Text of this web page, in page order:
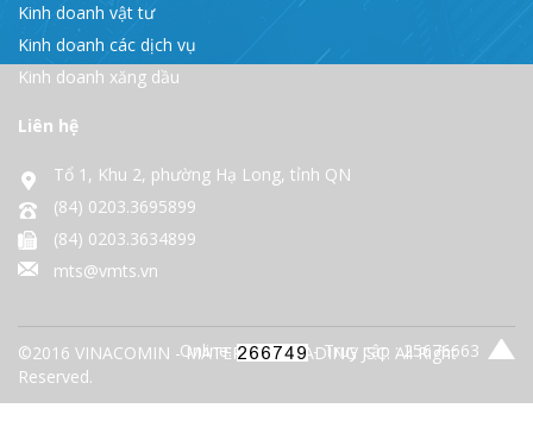
Kinh doanh vật tư
Kinh doanh các dịch vụ
Kinh doanh xăng dầu
Liên hệ
Tổ 1, Khu 2, phường Hạ Long, tỉnh QN
(84) 0203.3695899
(84) 0203.3634899
mts@vmts.vn
©2016 VINACOMIN - MATERIALS TRADING JSC. All Right
Reserved.
Online: - Truy cập : 25676663